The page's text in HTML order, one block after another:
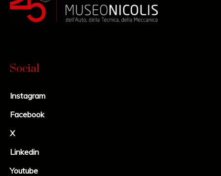
Social
Instagram
Facebook
X
Linkedin
Youtube